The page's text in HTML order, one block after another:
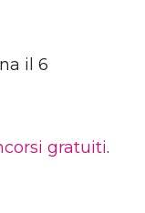
il 6
gratuiti.